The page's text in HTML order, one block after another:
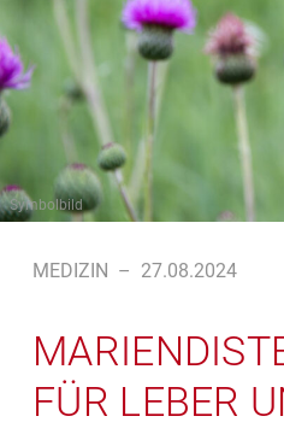
Symbolbild
MEDIZIN – 27.08.2024
FÜR LEBER